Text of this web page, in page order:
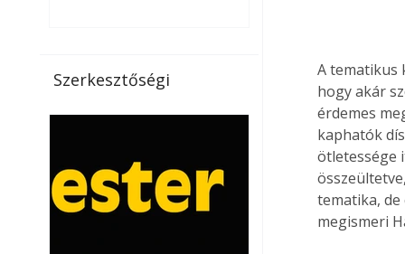
paradicsomot sokszor
gazdasági érettségben, azaz
Utóérik eközben, de nem lesz
olyan ízű, mint amit a saját
kertünkben, biológiai
Szerkesztőségi
A tematikus
hogy akár
érdemes
kaphatók
ötletessége
tematika,
megismeri